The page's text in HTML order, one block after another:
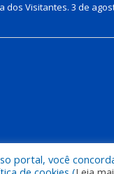
dos Visitantes. 3 de
portal, você